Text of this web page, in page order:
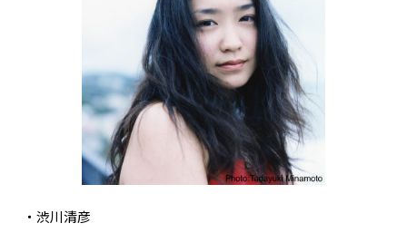
・渋川清彦